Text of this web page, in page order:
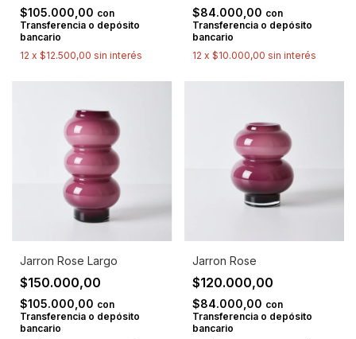
$105.000,00 con
Transferencia o depósito
bancario
12 x $12.500,00 sin interés
$84.000,00 con
Transferencia o depósito
bancario
12 x $10.000,00 sin interés
Jarron Rose Largo
$150.000,00
$105.000,00 con
Transferencia o depósito
bancario
Jarron Rose
$120.000,00
$84.000,00 con
Transferencia o depósito
bancario